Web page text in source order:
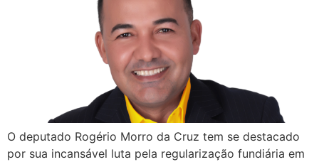
O deputado Rogério Morro da Cruz tem se destacado
por sua incansável luta pela regularização fundiária em